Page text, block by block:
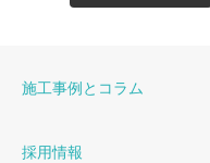
施工事例とコラム
採用情報